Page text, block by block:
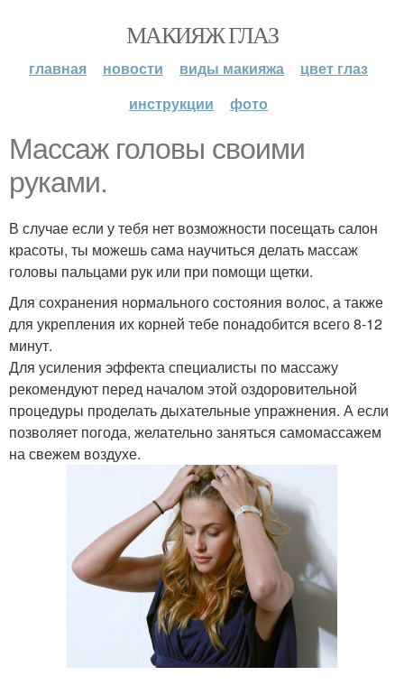
МАКИЯЖ ГЛАЗ
главная новости виды макияжа
цвет глаз
инструкции
фото
Массаж головы своими
руками.
В случае если у тебя нет возможности посещать салон
красоты, ты можешь сама научиться делать массаж
головы пальцами рук или при помощи щетки.
Для сохранения нормального состояния волос, а также
для укрепления их корней тебе понадобится всего 8-12
минут.
Для усиления эффекта специалисты по массажу
рекомендуют перед началом этой оздоровительной
процедуры проделать дыхательные упражнения. А если
позволяет погода, желательно заняться самомассажем
на свежем воздухе.